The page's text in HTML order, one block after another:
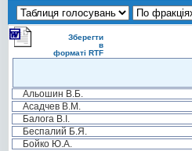
Зберегти
в
форматі RTF
Альошин В.Б.
Асадчев В.М.
Балога В.І.
Беспалий Б.Я.
Бойко Ю.А.